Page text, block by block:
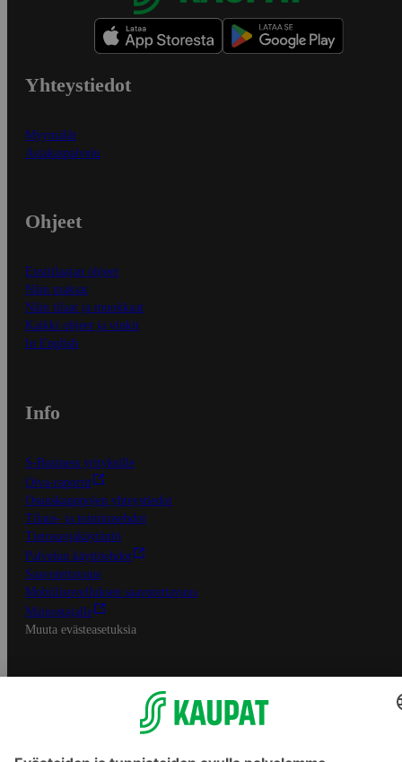
Yhteystiedot
Myymälät
Asiakaspalvelu
Ohjeet
Ensitilaajan ohjeet
Näin maksat
Näin tilaat ja muokkaat
Kaikki ohjeet ja vinkit
In English
Info
S-Business yrityksille
Oiva-raportit
Osuuskauppojen yhteystiedot
Tilaus- ja toimitusehdot
Tietosuojakäytäntö
Palvelun käyttöehdot
Saavutettavuus
Mobiilisovelluksen saavutettavuus
Mainostajalle
Muuta evästeasetuksia
S-ryhmän palvelut